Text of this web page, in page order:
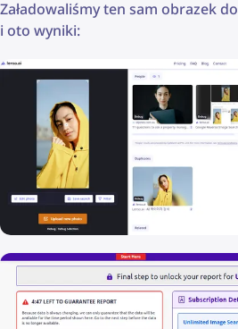
Załadowaliśmy ten sam obrazek do
i oto wyniki: